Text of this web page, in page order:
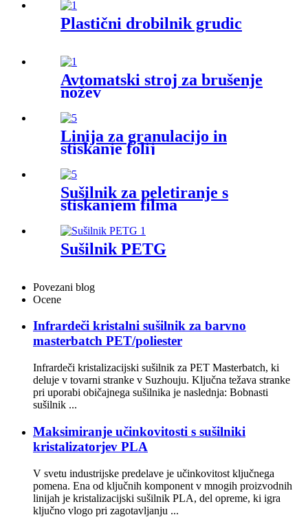
Plastični drobilnik grudic
Avtomatski stroj za brušenje
nožev
Linija za granulacijo in
stiskanje folij
Sušilnik za peletiranje s
stiskanjem filma
Sušilnik PETG
Povezani blog
Ocene
Infrardeči kristalni sušilnik za barvno
masterbatch PET/poliester
Infrardeči kristalizacijski sušilnik za PET Masterbatch, ki
deluje v tovarni stranke v Suzhouju. Ključna težava stranke
pri uporabi običajnega sušilnika je naslednja: Bobnasti
sušilnik ...
Maksimiranje učinkovitosti s sušilniki
kristalizatorjev PLA
V svetu industrijske predelave je učinkovitost ključnega
pomena. Ena od ključnih komponent v mnogih proizvodnih
linijah je kristalizacijski sušilnik PLA, del opreme, ki igra
ključno vlogo pri zagotavljanju ...